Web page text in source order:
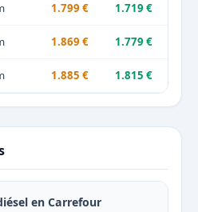
1.799 € 1.719 €
1.869 € 1.779 €
1.885 € 1.815 €
en Carrefour